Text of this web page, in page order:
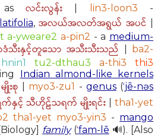
as လင်းလွန်း lin3-loon3 -
, အလယ်အလတ်အရွယ် အပင်
a-yweare2 a-pin2 - a medium-
ဒံသီးနှင့်တူသော အသီးသီးသည်
ba2-
hnin1 tu2-dthau3 a-thi3
thi3
Indian almond-like kernels
မျိုးစု myo3-zu1 - genus(ˈjē-nəs
နှင့် သီဟိုဠ်သရက် မျိုးရင်း
tha1-yet
tha1-yet myo3-yin3 - mango
family(ˈfam-lē 🔊). [Also